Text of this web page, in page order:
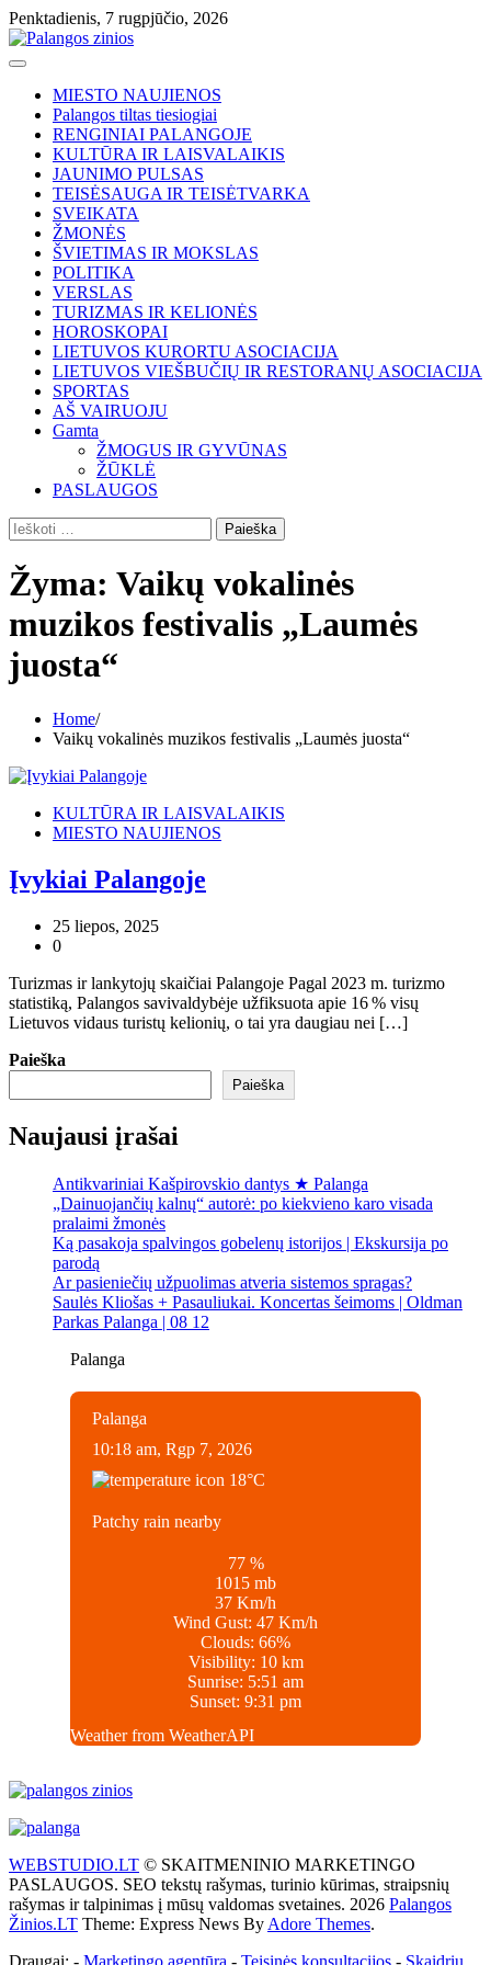
Skip
to
content
Penktadienis, 7 rugpjūčio, 2026
MIESTO NAUJIENOS
Palangos tiltas tiesiogiai
RENGINIAI PALANGOJE
KULTŪRA IR LAISVALAIKIS
JAUNIMO PULSAS
TEISĖSAUGA IR TEISĖTVARKA
SVEIKATA
ŽMONĖS
ŠVIETIMAS IR MOKSLAS
POLITIKA
VERSLAS
TURIZMAS IR KELIONĖS
HOROSKOPAI
LIETUVOS KURORTU ASOCIACIJA
LIETUVOS VIEŠBUČIŲ IR RESTORANŲ ASOCIACIJA
SPORTAS
AŠ VAIRUOJU
Gamta
ŽMOGUS IR GYVŪNAS
ŽŪKLĖ
PASLAUGOS
Ieškoti:
Žyma: Vaikų vokalinės
muzikos festivalis „Laumės
juosta“
Home
Vaikų vokalinės muzikos festivalis „Laumės juosta“
KULTŪRA IR LAISVALAIKIS
MIESTO NAUJIENOS
Įvykiai Palangoje
25 liepos, 2025
0
Turizmas ir lankytojų skaičiai Palangoje Pagal 2023 m. turizmo
statistiką, Palangos savivaldybėje užfiksuota apie 16 % visų
Lietuvos vidaus turistų kelionių, o tai yra daugiau nei […]
Paieška
Paieška
Naujausi įrašai
Antikvariniai Kašpirovskio dantys ★ Palanga
„Dainuojančių kalnų“ autorė: po kiekvieno karo visada
pralaimi žmonės
Ką pasakoja spalvingos gobelenų istorijos | Ekskursija po
parodą
Ar pasieniečių užpuolimas atveria sistemos spragas?
Saulės Kliošas + Pasauliukai. Koncertas šeimoms | Oldman
Parkas Palanga | 08 12
Palanga
Palanga
10:18 am, Rgp 7, 2026
18°C
Patchy rain nearby
77 %
1015 mb
37 Km/h
Wind Gust: 47 Km/h
Clouds: 66%
Visibility: 10 km
Sunrise: 5:51 am
Sunset: 9:31 pm
Weather from WeatherAPI
WEBSTUDIO.LT © SKAITMENINIO MARKETINGO
PASLAUGOS. SEO tekstų rašymas, turinio kūrimas, straipsnių
rašymas ir talpinimas į mūsų valdomas svetaines. 2026 Palangos
Žinios.LT Theme: Express News By Adore Themes.
Draugai: - Marketingo agentūra - Teisinės konsultacijos - Skaidrių